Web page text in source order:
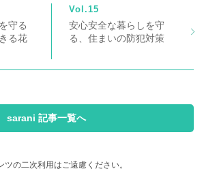
守る
る花
Vol.15
安心安全な暮らしを守
る、住まいの防犯対策
sarani 記事一覧へ
の二次利用はご遠慮ください。